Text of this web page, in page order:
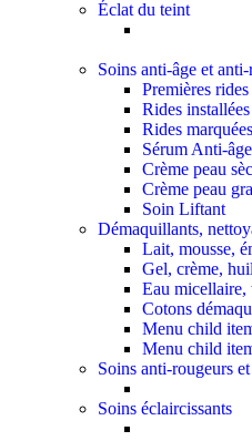
Éclat du teint
Soins anti-âge et
Premières rides
Rides installées
Rides
Sérum Anti-âge
Crème peau
Crème peau
Soin Liftant
Démaquillants,
Lait, mousse,
Gel, crème,
Eau
Cotons
Menu child
Menu child
Soins anti-rougeurs
Soins éclaircissants